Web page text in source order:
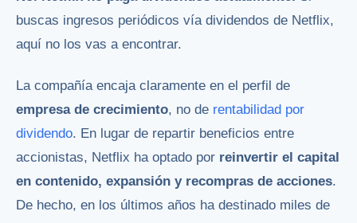
buscas ingresos periódicos vía dividendos de Netflix,
aquí no los vas a encontrar.
La compañía encaja claramente en el perfil de
empresa de crecimiento, no de rentabilidad por
dividendo. En lugar de repartir beneficios entre
accionistas, Netflix ha optado por reinvertir el capital
en contenido, expansión y recompras de acciones.
De hecho, en los últimos años ha destinado miles de